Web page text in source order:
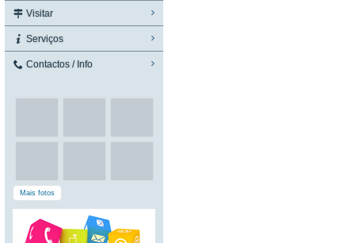
Visitar
Serviços
Contactos / Info
Mais fotos